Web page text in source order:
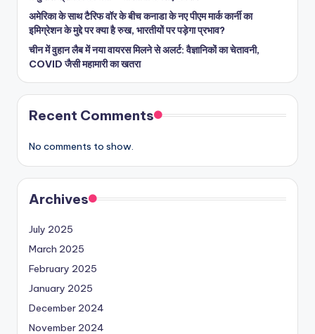
अमेरिका के साथ टैरिफ वॉर के बीच कनाडा के नए पीएम मार्क कार्नी का
इमिग्रेशन के मुद्दे पर क्या है रुख, भारतीयों पर पड़ेगा प्रभाव?
चीन में वुहान लैब में नया वायरस मिलने से अलर्ट: वैज्ञानिकों का चेतावनी,
COVID जैसी महामारी का खतरा
Recent Comments
No comments to show.
Archives
July 2025
March 2025
February 2025
January 2025
December 2024
November 2024